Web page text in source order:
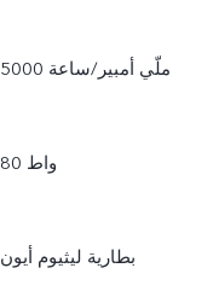
5000 ملّي أمبير/ساعة
80 واط
بطارية ليثيوم أيون